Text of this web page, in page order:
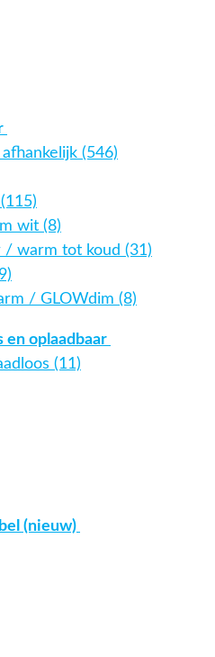
(546)
wit (8)
/ warm tot koud (31)
/ GLOWdim (8)
en oplaadbaar
(11)
(nieuw)